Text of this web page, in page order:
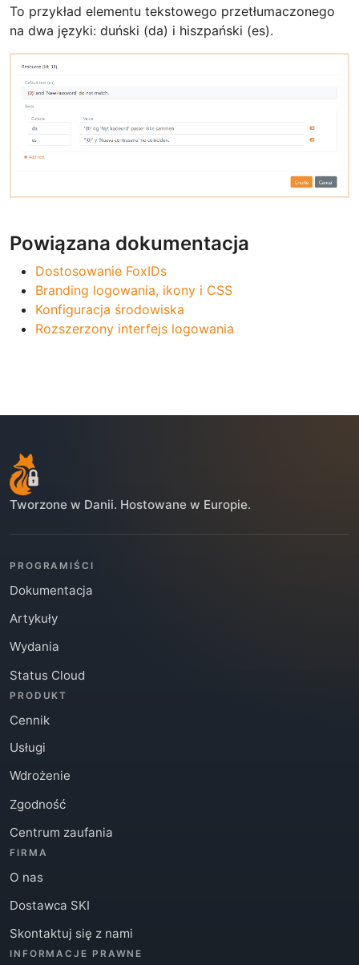
To przykład elementu tekstowego przetłumaczonego
na dwa języki: duński (da) i hiszpański (es).
Powiązana dokumentacja
Dostosowanie FoxIDs
Branding logowania, ikony i CSS
Konfiguracja środowiska
Rozszerzony interfejs logowania
Tworzone w Danii. Hostowane w Europie.
PROGRAMIŚCI
Dokumentacja
Artykuły
Wydania
Status Cloud
PRODUKT
Cennik
Usługi
Wdrożenie
Zgodność
Centrum zaufania
FIRMA
O nas
Dostawca SKI
Skontaktuj się z nami
INFORMACJE PRAWNE